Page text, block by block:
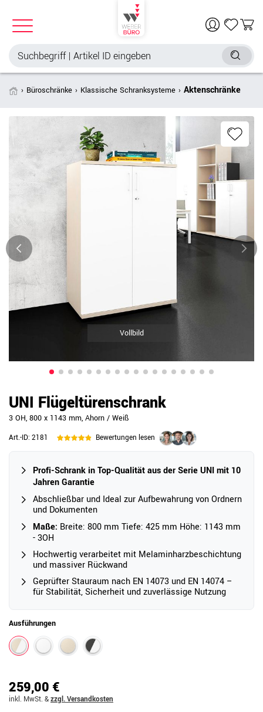
Büroschränke Klassische Schranksysteme Aktenschränke
Vollbild
UNI Flügeltürenschrank
3 OH, 800 x 1143 mm, Ahorn / Weiß
Art.-ID: 2181 Bewertungen lesen
Profi-Schrank in Top-Qualität aus der Serie UNI mit 10
Jahren Garantie
Abschließbar und Ideal zur Aufbewahrung von Ordnern
und Dokumenten
Maße: Breite: 800 mm Tiefe: 425 mm Höhe: 1143 mm
- 3OH
Hochwertig verarbeitet mit Melaminharzbeschichtung
und massiver Rückwand
Geprüfter Stauraum nach EN 14073 und EN 14074 –
für Stabilität, Sicherheit und zuverlässige Nutzung
Ausführungen
259,00 €
inkl. MwSt. &zzgl. Versandkosten